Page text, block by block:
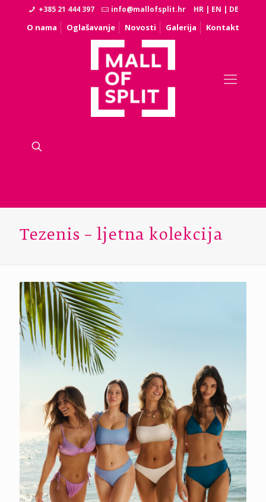
+385 21 444 397 info@mallofsplit.hr HR | EN | DE
O nama Oglašavanje Novosti Galerija Kontakt
Tezenis – ljetna kolekcija